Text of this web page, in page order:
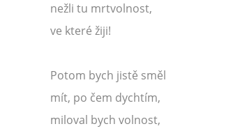
nežli tu mrtvolnost,
ve které žiji!
Potom bych jistě směl
mít, po čem dychtím,
miloval bych volnost,